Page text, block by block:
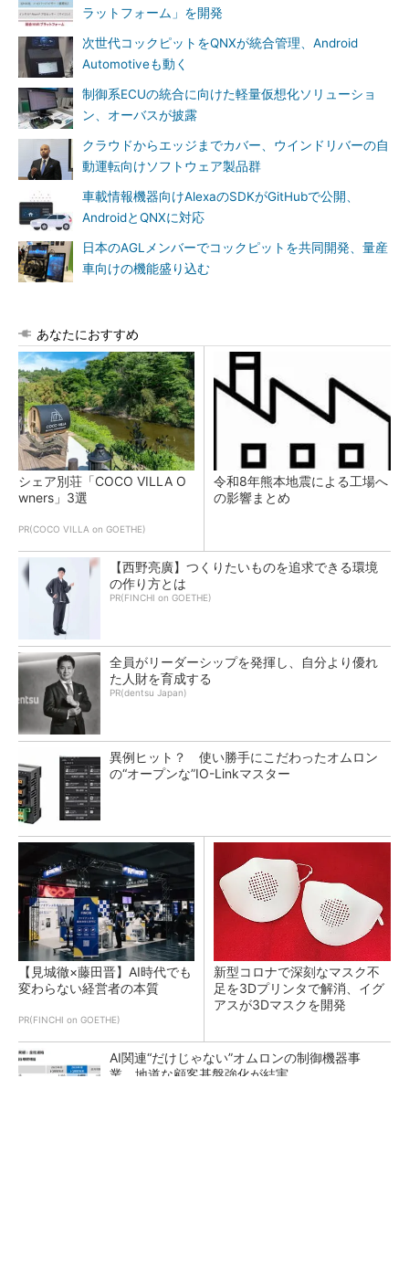
ラットフォーム」を開発
次世代コックピットをQNXが統合管理、Android
Automotiveも動く
制御系ECUの統合に向けた軽量仮想化ソリューショ
ン、オーバスが披露
クラウドからエッジまでカバー、ウインドリバーの自
動運転向けソフトウェア製品群
車載情報機器向けAlexaのSDKがGitHubで公開、
AndroidとQNXに対応
日本のAGLメンバーでコックピットを共同開発、量産
車向けの機能盛り込む
あなたにおすすめ
シェア別荘「COCO VILLA O
wners」3選
PR(COCO VILLA on GOETHE)
令和8年熊本地震による工場へ
の影響まとめ
【西野亮廣】つくりたいものを追求できる環境
の作り方とは
PR(FINCHI on GOETHE)
全員がリーダーシップを発揮し、自分より優れ
た人財を育成する
PR(dentsu Japan)
異例ヒット？ 使い勝手にこだわったオムロン
の“オープンな”IO-Linkマスター
【見城徹×藤田晋】AI時代でも
変わらない経営者の本質
PR(FINCHI on GOETHE)
新型コロナで深刻なマスク不
足を3Dプリンタで解消、イグ
アスが3Dマスクを開発
AI関連“だけじゃない”オムロンの制御機器事
業、地道な顧客基盤強化が結実